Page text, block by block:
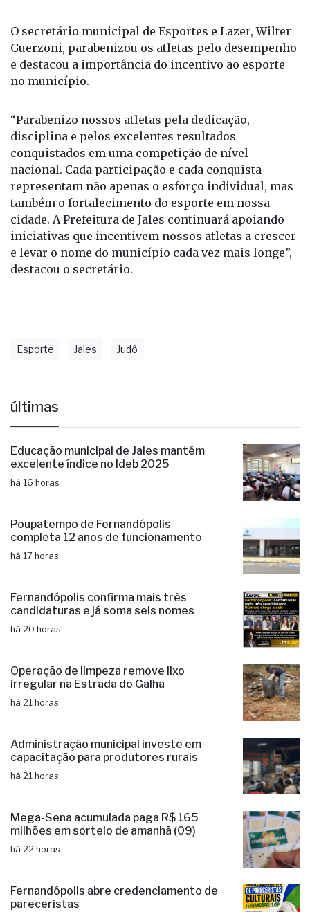
O secretário municipal de Esportes e Lazer, Wilter
Guerzoni, parabenizou os atletas pelo desempenho
e destacou a importância do incentivo ao esporte
no município.
“Parabenizo nossos atletas pela dedicação,
disciplina e pelos excelentes resultados
conquistados em uma competição de nível
nacional. Cada participação e cada conquista
representam não apenas o esforço individual, mas
também o fortalecimento do esporte em nossa
cidade. A Prefeitura de Jales continuará apoiando
iniciativas que incentivem nossos atletas a crescer
e levar o nome do município cada vez mais longe”,
destacou o secretário.
Esporte Jales Judô
últimas
Educação municipal de Jales mantém
excelente índice no Ideb 2025
há 16 horas
Poupatempo de Fernandópolis
completa 12 anos de funcionamento
há 17 horas
Fernandópolis confirma mais três
candidaturas e já soma seis nomes
há 20 horas
Operação de limpeza remove lixo
irregular na Estrada do Galha
há 21 horas
Administração municipal investe em
capacitação para produtores rurais
há 21 horas
Mega-Sena acumulada paga R$ 165
milhões em sorteio de amanhã (09)
há 22 horas
Fernandópolis abre credenciamento de
pareceristas